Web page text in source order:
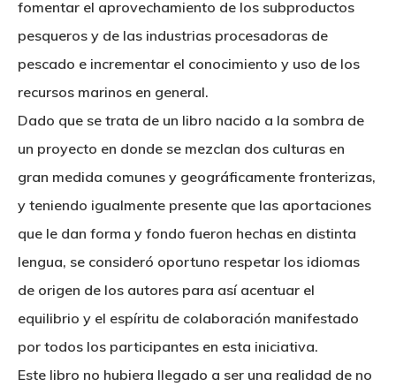
fomentar el aprovechamiento de los subproductos
pesqueros y de las industrias procesadoras de
pescado e incrementar el conocimiento y uso de los
recursos marinos en general.
Dado que se trata de un libro nacido a la sombra de
un proyecto en donde se mezclan dos culturas en
gran medida comunes y geográficamente fronterizas,
y teniendo igualmente presente que las aportaciones
que le dan forma y fondo fueron hechas en distinta
lengua, se consideró oportuno respetar los idiomas
de origen de los autores para así acentuar el
equilibrio y el espíritu de colaboración manifestado
por todos los participantes en esta iniciativa.
Este libro no hubiera llegado a ser una realidad de no